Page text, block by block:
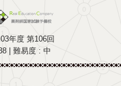
年度 第106回
| 難易度 : 中